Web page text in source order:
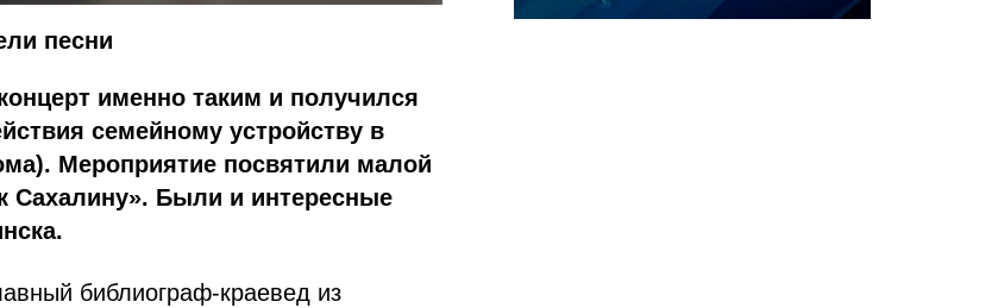
песни
именно таким и получился
семейному устройству в
Мероприятие посвятили малой
Сахалину». Были и интересные
библиограф-краевед из